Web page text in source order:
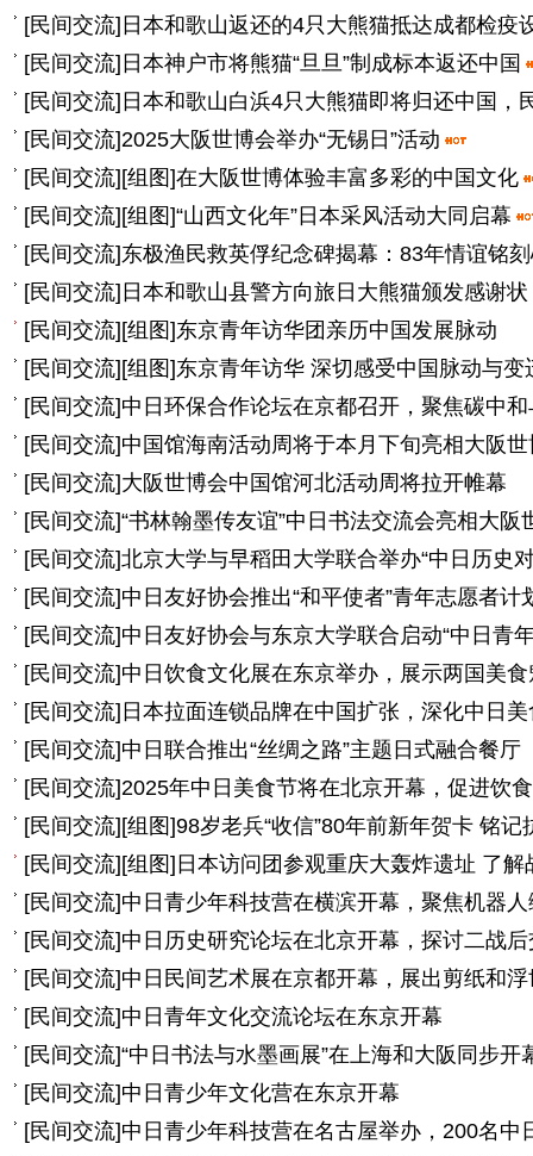
[民间交流] 日本和歌山返还的4只大熊猫抵达成都检疫
[民间交流] 日本神户市将熊猫“旦旦”制成标本返还中国
[民间交流] 日本和歌山白浜4只大熊猫即将归还中国，
[民间交流]2025大阪世博会举办“无锡日”活动
[民间交流] [组图]在大阪世博体验丰富多彩的中国文化
[民间交流] [组图]“山西文化年”日本采风活动大同启幕
[民间交流]东极渔民救英俘纪念碑揭幕：83年情谊铭
[民间交流] 日本和歌山县警方向旅日大熊猫颁发感谢状
[民间交流] [组图]东京青年访华团亲历中国发展脉动
[民间交流] [组图]东京青年访华 深切感受中国脉动与变
[民间交流]中日环保合作论坛在京都召开，聚焦碳中
[民间交流]中国馆海南活动周将于本月下旬亮相大阪世
[民间交流]大阪世博会中国馆河北活动周将拉开帷幕
[民间交流]“书林翰墨传友谊”中日书法交流会亮相大阪
[民间交流]北京大学与早稻田大学联合举办“中日历史
[民间交流]中日友好协会推出“和平使者”青年志愿者计
[民间交流]中日友好协会与东京大学联合启动“中日青
[民间交流]中日饮食文化展在东京举办，展示两国美食
[民间交流] 日本拉面连锁品牌在中国扩张，深化中日
[民间交流]中日联合推出“丝绸之路”主题日式融合餐厅
[民间交流]2025年中日美食节将在北京开幕，促进饮
[民间交流] [组图]98岁老兵“收信”80年前新年贺卡 铭记
[民间交流] [组图] 日本访问团参观重庆大轰炸遗址 了解
[民间交流]中日青少年科技营在横滨开幕，聚焦机器人
[民间交流]中日历史研究论坛在北京开幕，探讨二战
[民间交流]中日民间艺术展在京都开幕，展出剪纸和浮
[民间交流]中日青年文化交流论坛在东京开幕
[民间交流]“中日书法与水墨画展”在上海和大阪同步开
[民间交流]中日青少年文化营在东京开幕
[民间交流]中日青少年科技营在名古屋举办，200名中